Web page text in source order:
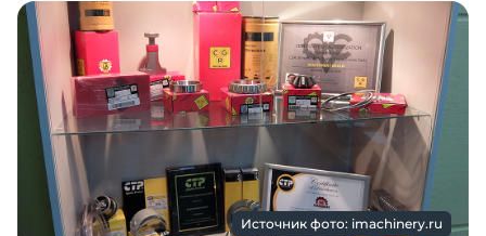
Источник фото: imachinery.ru